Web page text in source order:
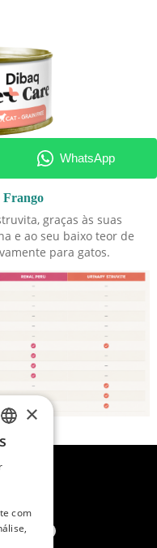
graças às suas
e ao seu baixo teor de
para gatos.
×
com